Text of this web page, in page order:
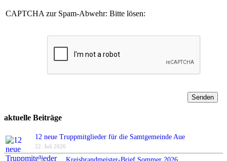
CAPTCHA zur Spam-Abwehr: Bitte lösen:
aktuelle Beiträge
12 neue Truppmitglieder für die Samtgemeinde Aue
22. Juli 2026